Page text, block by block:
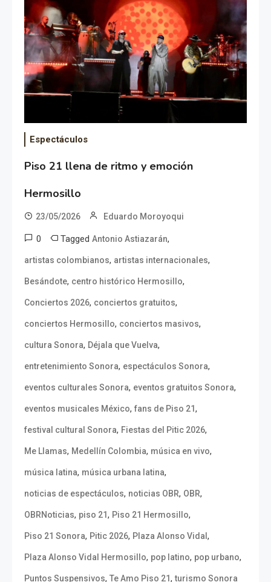
Espectáculos
Piso 21 llena de ritmo y emoción
Hermosillo
23/05/2026 Eduardo Moroyoqui
0 Tagged Antonio Astiazarán,
artistas colombianos, artistas internacionales,
Besándote, centro histórico Hermosillo,
Conciertos 2026, conciertos gratuitos,
conciertos Hermosillo, conciertos masivos,
cultura Sonora, Déjala que Vuelva,
entretenimiento Sonora, espectáculos Sonora,
eventos culturales Sonora, eventos gratuitos Sonora,
eventos musicales México, fans de Piso 21,
festival cultural Sonora, Fiestas del Pitic 2026,
Me Llamas, Medellín Colombia, música en vivo,
música latina, música urbana latina,
noticias de espectáculos, noticias OBR, OBR,
OBRNoticias, piso 21, Piso 21 Hermosillo,
Piso 21 Sonora, Pitic 2026, Plaza Alonso Vidal ,
Plaza Alonso Vidal Hermosillo, pop latino, pop urbano,
Puntos Suspensivos, Te Amo Piso 21,turismo Sonora